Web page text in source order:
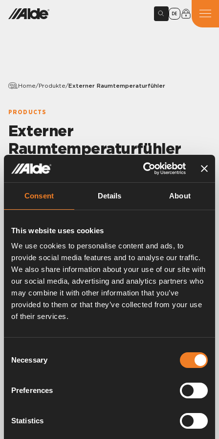
Consent Details About
This website uses cookies
We use cookies to personalise content and ads, to
provide social media features and to analyse our traffic.
We also share information about your use of our site with
our social media, advertising and analytics partners who
may combine it with other information that you’ve
provided to them or that they’ve collected from your use
of their services.
Selection
Necessary
Preferences
Statistics
DE
Home/Produkte/Externer Raumtemperaturfühler
PRODUCTS
Externer
Raumtemperaturfühler
Variants
Fernfühler wird platziert, wenn der integrierte Fühler
der Bedieneinheit beeinflusst wird (Wärme / Kälte).
Steht nur 8 mm aus der Wand vor.
An das Bedienfeld können zwei externe
Raumsensoren angeschlossen werden. Für einen
optimalen Einbau wird ein Sensor im Schlafbereich
und einer im Sitzbereich positioniert. Der jeweils
aktive Raumsensor wird auf dem Bedienfeld
ausgewählt.
Handbücher und Broschüren